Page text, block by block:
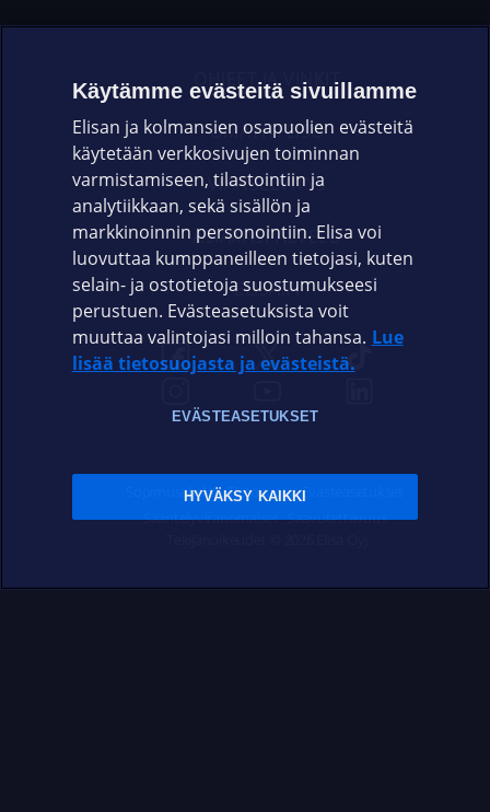
OHJEET JA VINKIT
OMAYHTEISÖ
VIANSELVITYS
ASIAKASPALVELU
ELISA.FI
Sopimusehdot Tietosuoja Evästeasetukset
Sääntelyviranomaiset Saavutettavuus
Käytämme evästeitä sivuillamme
Elisan ja kolmansien osapuolien evästeitä
käytetään verkkosivujen toiminnan
varmistamiseen, tilastointiin ja
analytiikkaan, sekä sisällön ja
markkinoinnin personointiin. Elisa voi
luovuttaa kumppaneilleen tietojasi, kuten
selain- ja ostotietoja suostumukseesi
perustuen. Evästeasetuksista voit
muuttaa valintojasi milloin tahansa. Lue
lisää tietosuojasta ja evästeistä.
EVÄSTEASETUKSET
HYVÄKSY KAIKKI